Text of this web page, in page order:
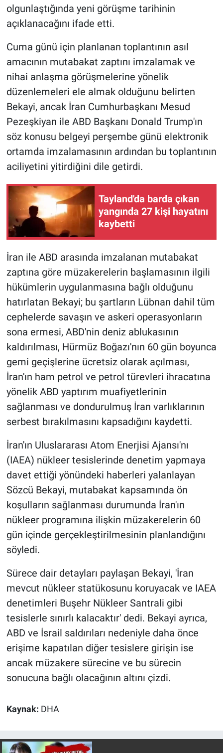
olgunlaştığında yeni görüşme tarihinin
açıklanacağını ifade etti.
Cuma günü için planlanan toplantının asıl
amacının mutabakat zaptını imzalamak ve
nihai anlaşma görüşmelerine yönelik
düzenlemeleri ele almak olduğunu belirten
Bekayi, ancak İran Cumhurbaşkanı Mesud
Pezeşkiyan ile ABD Başkanı Donald Trump'ın
söz konusu belgeyi perşembe günü elektronik
ortamda imzalamasının ardından bu toplantının
aciliyetini yitirdiğini dile getirdi.
Tayland'da barda çıkan
yangında 27 kişi hayatını
kaybetti
İran ile ABD arasında imzalanan mutabakat
zaptına göre müzakerelerin başlamasının ilgili
hükümlerin uygulanmasına bağlı olduğunu
hatırlatan Bekayi; bu şartların Lübnan dahil tüm
cephelerde savaşın ve askeri operasyonların
sona ermesi, ABD'nin deniz ablukasının
kaldırılması, Hürmüz Boğazı'nın 60 gün boyunca
gemi geçişlerine ücretsiz olarak açılması,
İran'ın ham petrol ve petrol türevleri ihracatına
yönelik ABD yaptırım muafiyetlerinin
sağlanması ve dondurulmuş İran varlıklarının
serbest bırakılmasını kapsadığını kaydetti.
İran'ın Uluslararası Atom Enerjisi Ajansı'nı
(IAEA) nükleer tesislerinde denetim yapmaya
davet ettiği yönündeki haberleri yalanlayan
Sözcü Bekayi, mutabakat kapsamında ön
koşulların sağlanması durumunda İran'ın
nükleer programına ilişkin müzakerelerin 60
gün içinde gerçekleştirilmesinin planlandığını
söyledi.
Sürece dair detayları paylaşan Bekayi, 'İran
mevcut nükleer statükosunu koruyacak ve IAEA
denetimleri Buşehr Nükleer Santrali gibi
tesislerle sınırlı kalacaktır' dedi. Bekayi ayrıca,
ABD ve İsrail saldırıları nedeniyle daha önce
erişime kapatılan diğer tesislere girişin ise
ancak müzakere sürecine ve bu sürecin
sonucuna bağlı olacağının altını çizdi.
Kaynak: DHA
Koronavirüs
Ne demişti
Nedir
Popüler
Programlar
Sağlık
Spor
Teknoloji
Türkiye'nin Geleceği
Yerel Gündem
Yerel Yaşam
Canlı Yayın